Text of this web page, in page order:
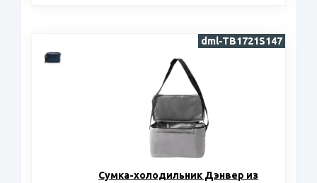
Сумка-холодильник Дэнвер из
dml-TB1721S147